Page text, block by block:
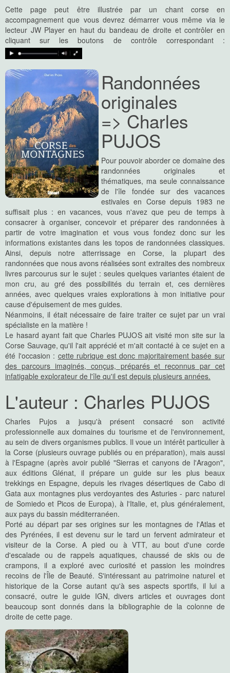
Cette page peut être illustrée par un chant corse en
accompagnement que vous devrez démarrer vous même via le
lecteur JW Player en haut du bandeau de droite et contrôler en
cliquant sur les boutons de contrôle correspondant :
Randonnées
originales
=> Charles
PUJOS
Pour pouvoir aborder ce domaine des
randonnées originales et
thématiques, ma seule connaissance
de l'île fondée sur des vacances
estivales en Corse depuis 1983 ne
suffisait plus : en vacances, vous n'avez que peu de temps à
consacrer à organiser, concevoir et préparer des randonnées à
partir de votre imagination et vous vous fondez donc sur les
informations existantes dans les topos de randonnées classiques.
Ainsi, depuis notre atterrissage en Corse, la plupart des
randonnées que nous avons réalisées sont extraites des nombreux
livres parcourus sur le sujet : seules quelques variantes étaient de
mon cru, au gré des possibilités du terrain et, ces dernières
années, avec quelques vraies explorations à mon initiative pour
cause d'épuisement de mes guides.
Néanmoins, il était nécessaire de faire traiter ce sujet par un vrai
spécialiste en la matière !
Le hasard ayant fait que Charles PUJOS ait visité mon site sur la
Corse Sauvage, qu'il l'ait apprécié et m'ait contacté à ce sujet en a
été l'occasion : cette rubrique est donc majoritairement basée sur
des parcours imaginés, conçus, préparés et reconnus par cet
infatigable explorateur de l'île qu'il est depuis plusieurs années.
L'auteur : Charles PUJOS
Charles Pujos a jusqu'à présent consacré son activité
professionnelle aux domaines du tourisme et de l'environnement,
au sein de divers organismes publics. Il voue un intérêt particulier à
la Corse (plusieurs ouvrage publiés ou en préparation), mais aussi
à l'Espagne (après avoir publié "Sierras et canyons de l'Aragon",
aux éditions Glénat, il prépare un guide sur les plus beaux
trekkings en Espagne, depuis les rivages désertiques de Cabo di
Gata aux montagnes plus verdoyantes des Asturies - parc naturel
de Somiedo et Picos de Europa), à l'Italie, et, plus généralement,
aux pays du bassin méditerranéen.
Porté au départ par ses origines sur les montagnes de l'Atlas et
des Pyrénées, il est devenu sur le tard un fervent admirateur et
visiteur de la Corse. A pied ou à VTT, au bout d'une corde
d'escalade ou de rappels aquatiques, chaussé de skis ou de
crampons, il a exploré avec curiosité et passion les moindres
recoins de l'Île de Beauté. S'intéressant au patrimoine naturel et
historique de la Corse autant qu'à ses aspects sportifs, il lui a
consacré, outre le guide IGN, divers articles et ouvrages dont
beaucoup sont donnés dans la bibliographie de la colonne de
droite de cette page.